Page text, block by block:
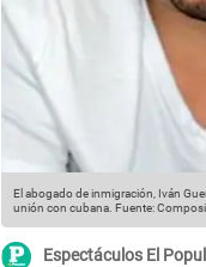
El abogado de inmigración, Iván
unión con cubana. Fuente:
Espectáculos El